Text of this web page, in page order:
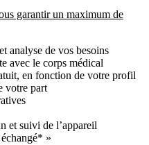
garantir un maximum de
analyse de vos besoins
avec le corps médical
en fonction de votre profil
votre part
et suivi de l’appareil
»